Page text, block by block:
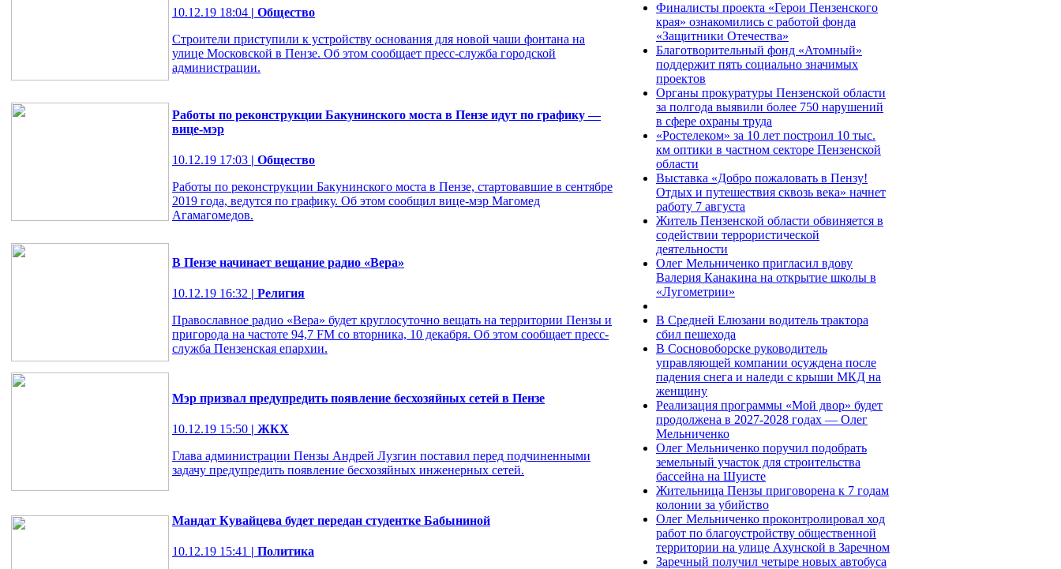
10.12.19 18:04 | Общество
Строители приступили к устройству основания для новой чаши фонтана на
улице Московской в Пензе. Об этом сообщает пресс-служба городской
администрации.
Работы по реконструкции Бакунинского моста в Пензе идут по графику —
вице-мэр
10.12.19 17:03 | Общество
Работы по реконструкции Бакунинского моста в Пензе, стартовавшие в сентябре
2019 года, ведутся по графику. Об этом сообщил вице-мэр Магомед
Агамагомедов.
В Пензе начинает вещание радио «Вера»
10.12.19 16:32 | Религия
Православное радио «Вера» будет круглосуточно вещать на территории Пензы и
пригорода на частоте 94,7 FM со вторника, 10 декабря. Об этом сообщает пресс-
служба Пензенская епархии.
Мэр призвал предупредить появление бесхозяйных сетей в Пензе
10.12.19 15:50 | ЖКХ
Глава администрации Пензы Андрей Лузгин поставил перед подчиненными
задачу предупредить появление бесхозяйных инженерных сетей.
Мандат Кувайцева будет передан студентке Бабыниной
10.12.19 15:41 | Политика
Финалисты проекта «Герои Пензенского
края» ознакомились с работой фонда
«Защитники Отечества»
Благотворительный фонд «Атомный»
поддержит пять социально значимых
проектов
Органы прокуратуры Пензенской области
за полгода выявили более 750 нарушений
в сфере охраны труда
«Ростелеком» за 10 лет построил 10 тыс.
км оптики в частном секторе Пензенской
области
Выставка «Добро пожаловать в Пензу!
Отдых и путешествия сквозь века» начнет
работу 7 августа
Житель Пензенской области обвиняется в
содействии террористической
деятельности
Олег Мельниченко пригласил вдову
Валерия Канакина на открытие школы в
«Лугометрии»
В Средней Елюзани водитель трактора
сбил пешехода
В Сосновоборске руководитель
управляющей компании осуждена после
падения снега и наледи с крыши МКД на
женщину
Реализация программы «Мой двор» будет
продолжена в 2027-2028 годах — Олег
Мельниченко
Олег Мельниченко поручил подобрать
земельный участок для строительства
бассейна на Шуисте
Жительница Пензы приговорена к 7 годам
колонии за убийство
Олег Мельниченко проконтролировал ход
работ по благоустройству общественной
территории на улице Ахунской в Заречном
Заречный получил четыре новых автобуса